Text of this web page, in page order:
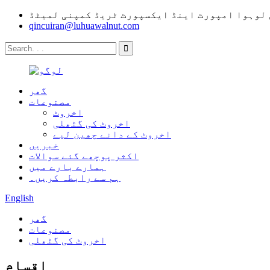
لوہوا امپورٹ اینڈ ایکسپورٹ ٹریڈ کمپنی لمیٹڈ
qincuiran@luhuawalnut.com
گھر
مصنوعات
اخروٹ
اخروٹ کی گٹھلی
اخروٹ کے دانے چھین لیے
خبریں
اکثر پوچھے گئے سوالات
ہمارے بارے میں
ہم سے رابطہ کریں۔
English
گھر
مصنوعات
اخروٹ کی گٹھلی
اقسام